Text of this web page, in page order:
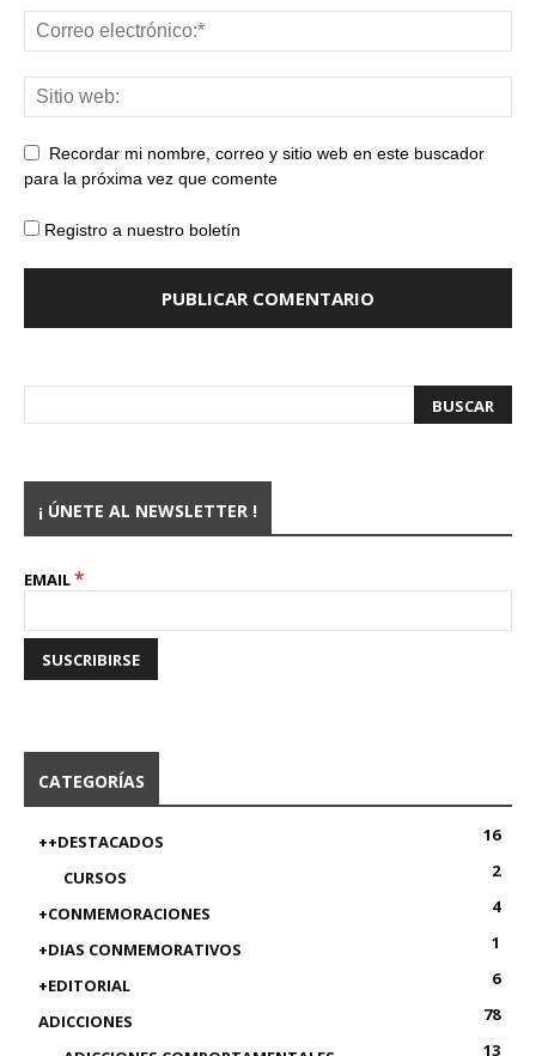
Recordar mi nombre, correo y sitio web en este buscador
para la próxima vez que comente
Registro a nuestro boletín
¡ ÚNETE AL NEWSLETTER !
EMAIL*
CATEGORÍAS
++DESTACADOS
16
CURSOS
2
+CONMEMORACIONES
4
+DIAS CONMEMORATIVOS
1
+EDITORIAL
6
ADICCIONES
78
13